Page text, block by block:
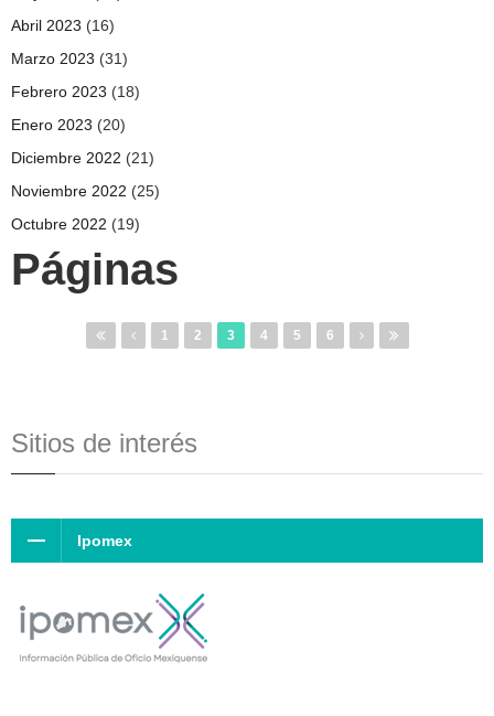
Abril 2023 (16)
Marzo 2023 (31)
Febrero 2023 (18)
Enero 2023 (20)
Diciembre 2022 (21)
Noviembre 2022 (25)
Octubre 2022 (19)
Páginas
1 2 3 4 5 6
Sitios de interés
Ipomex